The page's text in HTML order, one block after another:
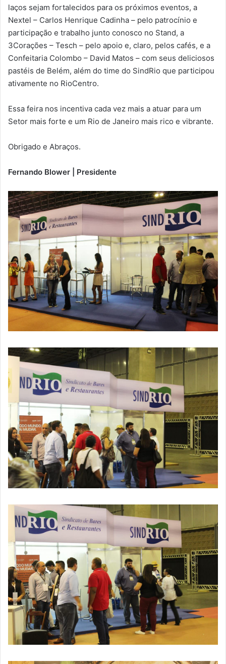
laços sejam fortalecidos para os próximos eventos, a
Nextel – Carlos Henrique Cadinha – pelo patrocínio e
participação e trabalho junto conosco no Stand, a
3Corações – Tesch – pelo apoio e, claro, pelos cafés, e a
Confeitaria Colombo – David Matos – com seus deliciosos
pastéis de Belém, além do time do SindRio que participou
ativamente no RioCentro.
Essa feira nos incentiva cada vez mais a atuar para um
Setor mais forte e um Rio de Janeiro mais rico e vibrante.
Obrigado e Abraços.
Fernando Blower | Presidente